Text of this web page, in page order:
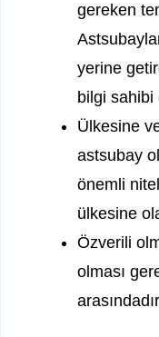
gereken
yerine
bilgi sahibi
Ülkesine
astsubay
önemli
ülkesine
Özverili
olması